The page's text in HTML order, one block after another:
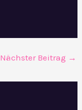
Nächster Beitrag →